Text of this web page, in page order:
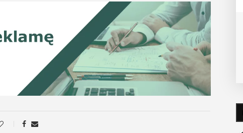
POKAŻ SZCZEGÓŁY